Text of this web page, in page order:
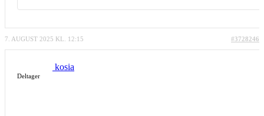
7. AUGUST 2025 KL. 12:15 #3728246
kosia
Deltager